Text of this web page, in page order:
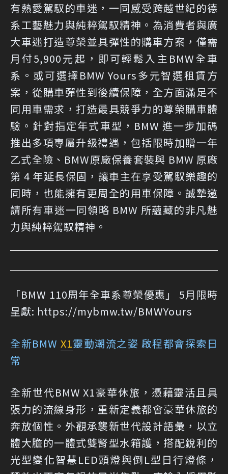
有熱愛駕馭的車迷，一同感受跨越世紀的德
系工藝魅力與純粹駕馭精神。為消費者與廣
大車迷打造尊榮並具彈性的購車方案，僅需
月付5,900元起，即可輕鬆入主BMW全車
系。或可選擇BMW Yours多元智選租賃方
案，從購車彈性到後續保障，全方面滿足不
同用車需求，打造最具競爭力的尊榮購車體
驗。針對指定年式車型，BMW 進一步加碼
推出多項專屬升級禮遇，包括限時加贈一年
乙式全險、BMW原廠保養套裝與 BMW 原廠
第 4 年延長保固，讓車主在享受駕馭樂趣的
同時，也能擁有更周全的用車保障。誠摯邀
請所有車迷一同領略 BMW 所蘊藏的非凡魅
力與純粹駕馭精神。
「BMW 110周年全車系尊榮優惠」 5月限時
呈獻: https://mybmw.tw/BMWYours
全新BMW X1靈動潮流之姿 啟程都會探索日
常
全新世代BMW X1豪華休旅，憑藉靈活且具
張力的流線身形，重新定義都會豪華休旅的
奔放個性。外觀承襲新世代設計語彙，以立
體大膽的一體式雙腎型水箱護，搭配銳利的
光型變化智慧LED頭燈與倒L型日行燈條，